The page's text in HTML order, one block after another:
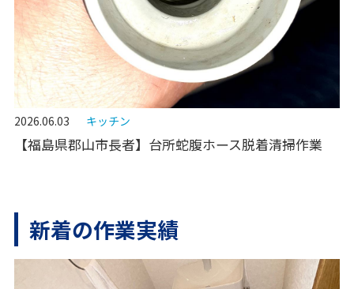
2026.06.03 キッチン
【福島県郡山市長者】台所蛇腹ホース脱着清掃作業
新着の作業実績